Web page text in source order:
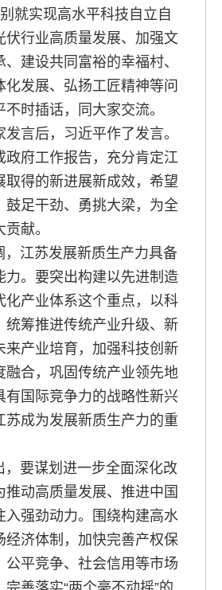
就实现高水平科技自立自
伏行业高质量发展、加强文
建设共同富裕的幸福村、
化发展、弘扬工匠精神等问
时插话，同大家交流。
言后，习近平作了发言。
政府工作报告，充分肯定江
取得的新进展新成效，希望
鼓足干劲、勇挑大梁，为全
贡献。
江苏发展新质生产力具备
力。要突出构建以先进制造
化产业体系这个重点，以科
统筹推进传统产业升级、新
来产业培育，加强科技创新
融合，巩固传统产业领先地
有国际竞争力的战略性新兴
苏成为发展新质生产力的重
要谋划进一步全面深化改
推动高质量发展、推进中国
入强劲动力。围绕构建高水
经济体制，加快完善产权保
公平竞争、社会信用等市场